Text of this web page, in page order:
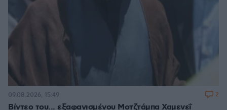
Βίντεο του... εξαφανισμένου Μοτζτάμπα Χαμενεΐ
09.08.2026, 15:49 2